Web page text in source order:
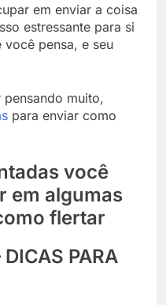
em enviar a coisa
estressante para si
você pensa, e seu
muito,
para enviar como
você
em algumas
flertar
PARA